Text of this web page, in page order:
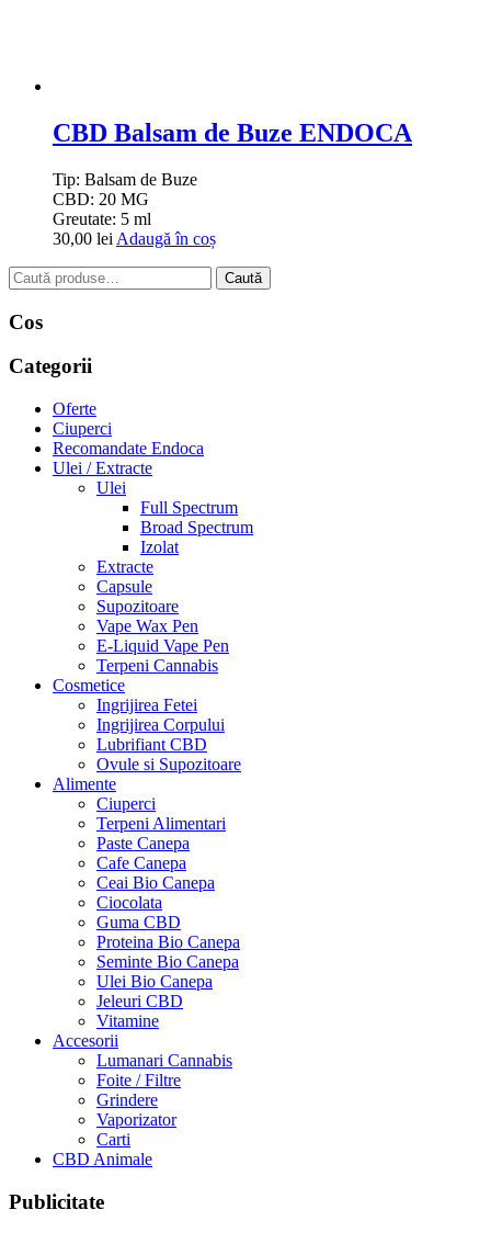
CBD Balsam de Buze ENDOCA
Tip: Balsam de Buze
CBD: 20 MG
Greutate: 5 ml
30,00 lei Adaugă în coș
Caută
după:
Caută
Cos
Categorii
Oferte
Ciuperci
Recomandate Endoca
Ulei / Extracte
Ulei
Full Spectrum
Broad Spectrum
Izolat
Extracte
Capsule
Supozitoare
Vape Wax Pen
E-Liquid Vape Pen
Terpeni Cannabis
Cosmetice
Ingrijirea Fetei
Ingrijirea Corpului
Lubrifiant CBD
Ovule si Supozitoare
Alimente
Ciuperci
Terpeni Alimentari
Paste Canepa
Cafe Canepa
Ceai Bio Canepa
Ciocolata
Guma CBD
Proteina Bio Canepa
Seminte Bio Canepa
Ulei Bio Canepa
Jeleuri CBD
Vitamine
Accesorii
Lumanari Cannabis
Foite / Filtre
Grindere
Vaporizator
Carti
CBD Animale
Publicitate